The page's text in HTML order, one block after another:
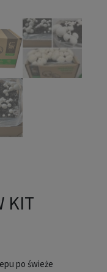
KIT
po świeże